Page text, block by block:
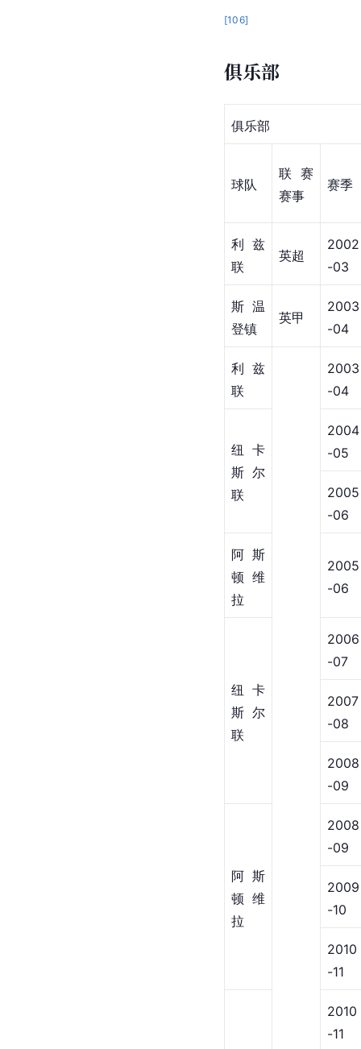
[106]
俱乐部
俱乐部
球队
联赛
赛事
赛季
利兹
联
英超
2002
-03
斯温
登镇
英甲
2003
-04
利兹
联
2003
-04
纽卡
斯尔
联
2004
-05
2005
-06
阿斯
顿维
拉
2005
-06
纽卡
斯尔
联
2006
-07
2007
-08
2008
-09
阿斯
顿维
拉
2008
-09
2009
-10
2010
-11
2010
-11